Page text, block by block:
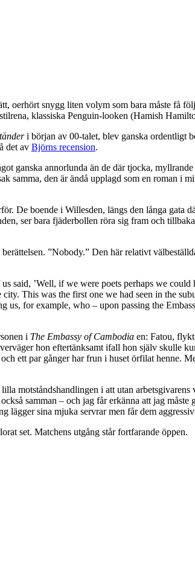
oerhört snygg liten volym som bara måste få
klassiska Penguin-looken (Hamish
i början av 00-talet, blev ganska ordentligt
det av Björns recension.
ganska annorlunda än de där tjocka,
samma, den är ändå upplagd som en roman i
De boende i Willesden, längs den långa gata
ser bara fjäderbollen röra sig fram och
”Nobody.” Den här relativt
said, ’Well, if we were poets perhaps we
This was the first one we had seen in the
us, for example, who – upon passing the
i The Embassy of Cambodia en: Fatou,
hon eftertänksamt ifall hon själv skulle
ett par gånger har frun i huset örfilat henne.
motståndshandlingen i att utan
samman – och jag får erkänna att jag
lägger sina mjuka servrar men får dem
set. Matchens utgång står fortfarande öppen.